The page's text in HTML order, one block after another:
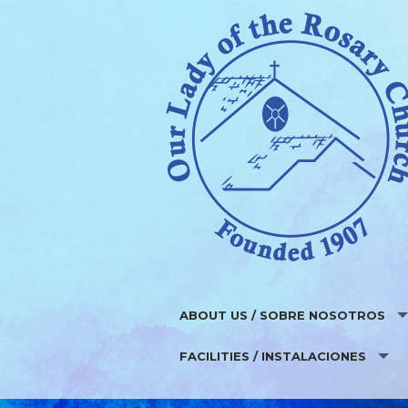
ABOUT US / SOBRE NOSOTROS
WHO WE ARE / ¿QUIEN SOMOS?
PARISH STAFF / EQUIPO PARROQUIAL
FACILITIES / INSTALACIONES
FUNDRAISERS